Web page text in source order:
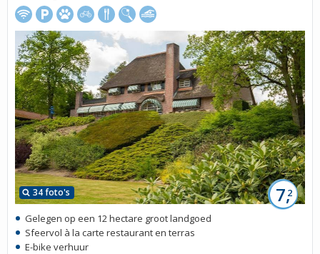
34 foto's 7,2
Gelegen op een 12 hectare groot landgoed
Sfeervol à la carte restaurant en terras
E-bike verhuur